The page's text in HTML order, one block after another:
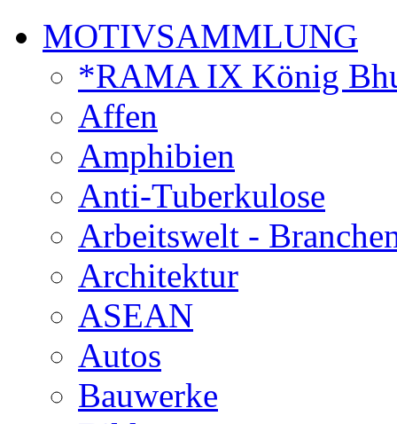
MOTIVSAMMLUNG
*RAMA IX König
Affen
Amphibien
Anti-Tuberkulose
Arbeitswelt -
Architektur
ASEAN
Autos
Bauwerke